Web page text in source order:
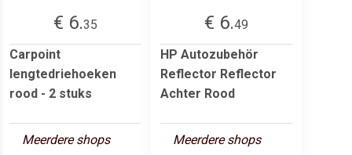
€ 6.35
Carpoint
lengtedriehoeken
rood - 2 stuks
Meerdere shops
€ 6.49
HP Autozubehör
Reflector Reflector
Achter Rood
Meerdere shops